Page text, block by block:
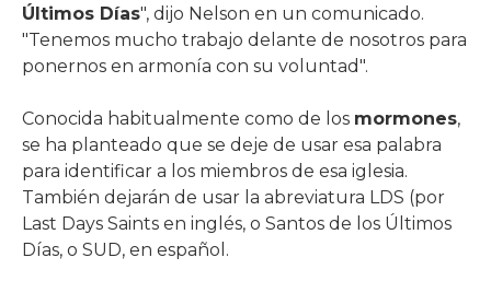
Últimos Días", dijo Nelson en un comunicado.
"Tenemos mucho trabajo delante de nosotros para
ponernos en armonía con su voluntad".
Conocida habitualmente como de los mormones,
se ha planteado que se deje de usar esa palabra
para identificar a los miembros de esa iglesia.
También dejarán de usar la abreviatura LDS (por
Last Days Saints en inglés, o Santos de los Últimos
Días, o SUD, en español.